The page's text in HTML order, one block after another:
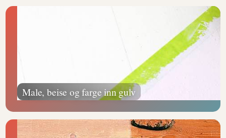
Male, beise og farge inn gulv